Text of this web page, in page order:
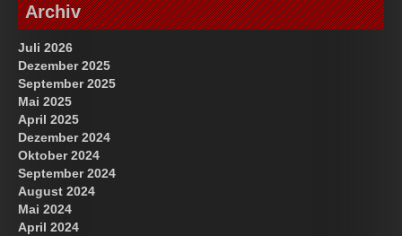
Archiv
Juli 2026
Dezember 2025
September 2025
Mai 2025
April 2025
Dezember 2024
Oktober 2024
September 2024
August 2024
Mai 2024
April 2024